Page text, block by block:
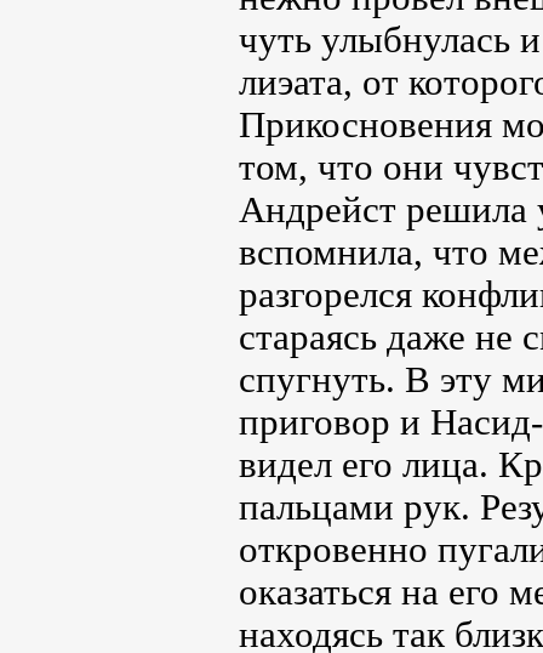
чуть улыбнулась
лиэата, от
Прикосновения
том, что они
Андрейст решила
вспомнила, что
разгорелся
стараясь даже не
спугнуть. В эту
приговор и
видел его лица.
пальцами рук.
откровенно
оказаться на его
находясь так